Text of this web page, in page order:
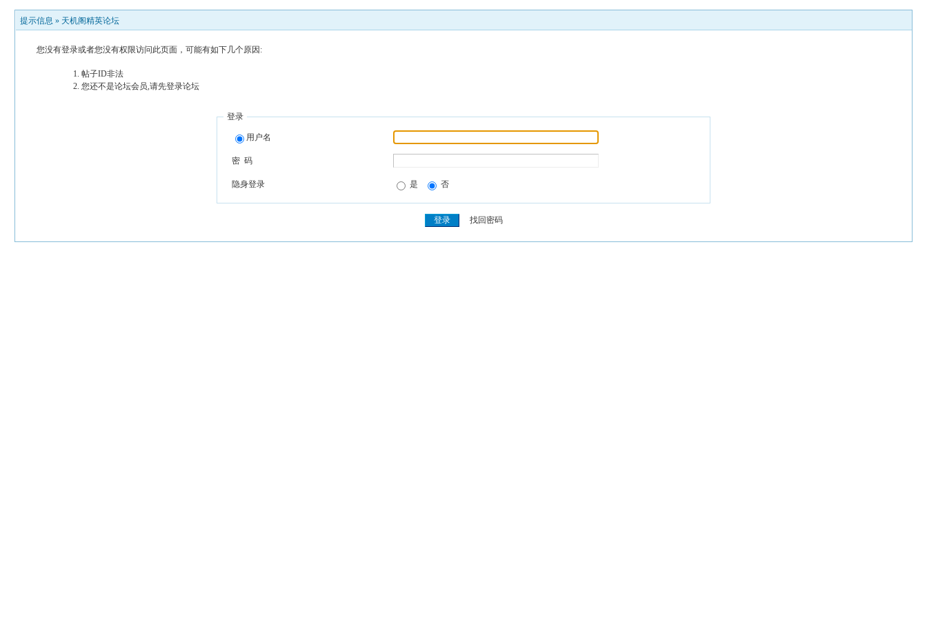
提示信息 » 天机阁精英论坛
您没有登录或者您没有权限访问此页面，可能有如下几个原因:
帖子ID非法
您还不是论坛会员,请先登录论坛
登录
用户名
密 码
隐身登录 是 否
找回密码